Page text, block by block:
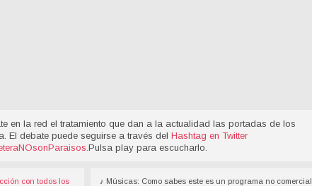
en la red el tratamiento que dan a la actualidad las portadas de los
El debate puede seguirse a través delHashtag en Twitter
.Pulsa play para escucharlo.
con todos los
♪ Músicas: Como sabes este es un programa no comercial,